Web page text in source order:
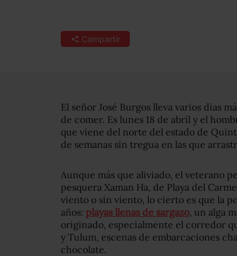
Compartir
El señor José Burgos lleva varios días
de comer. Es lunes 18 de abril y el
que viene del norte del estado de
de semanas sin tregua en las que
Aunque más que aliviado, el veterano
pesquera Xaman Ha, de Playa del
viento o sin viento, lo cierto es que la
años: playas llenas de sargazo, un alga
originado, especialmente el corredor
y Tulum, escenas de embarcaciones
chocolate.